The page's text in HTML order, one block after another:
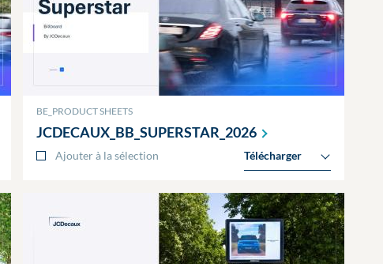
BE_PRODUCT SHEETS
JCDECAUX_BB_SUPERSTAR_2026
Ajouter à la sélection Télécharger